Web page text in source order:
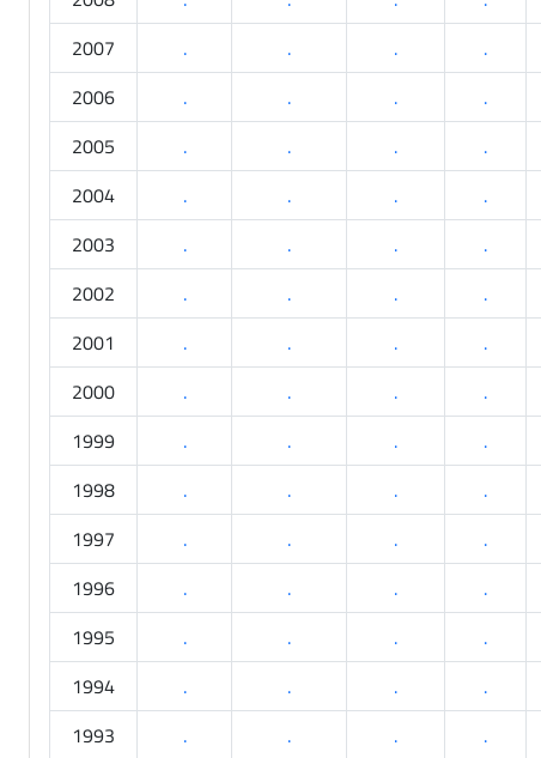
2007
. . . .
2006
. . . .
2005
. . . .
2004
. . . .
2003
. . . .
2002
. . . .
2001
. . . .
2000
. . . .
1999
. . . .
1998
. . . .
1997
. . . .
1996
. . . .
1995
. . . .
1994
. . . .
1993
. . . .